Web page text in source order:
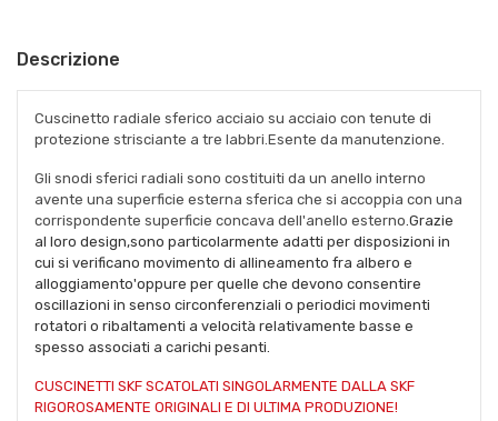
Descrizione
Cuscinetto radiale sferico acciaio su acciaio con tenute di
protezione strisciante a tre labbri.Esente da manutenzione.
Gli snodi sferici radiali sono costituiti da un anello interno
avente una superficie esterna sferica che si accoppia con una
corrispondente superficie concava dell'anello esterno .Grazie
al loro design,sono particolarmente adatti per disposizioni in
cui si verificano movimento di allineamento fra albero e
alloggiamento'oppure per quelle che devono consentire
oscillazioni in senso circonferenziali o periodici movimenti
rotatori o ribaltamenti a velocità relativamente basse e
spesso associati a carichi pesanti.
CUSCINETTI SKF SCATOLATI SINGOLARMENTE DALLA SKF
RIGOROSAMENTE ORIGINALI E DI ULTIMA PRODUZIONE!